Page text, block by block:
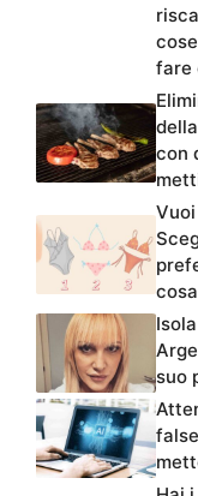
fare
con
suo